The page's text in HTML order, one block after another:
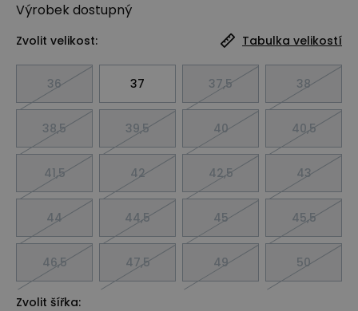
Výrobek dostupný
Zvolit velikost: Tabulka velikostí
36 37 37,5 38
38,5 39,5 40 40,5
41,5 42 42,5 43
44 44,5 45 45,5
46,5 47,5 49 50
Zvolit šířka: